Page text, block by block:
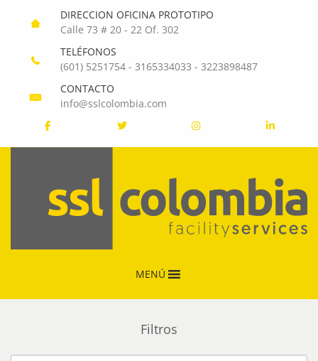
DIRECCION OFICINA PROTOTIPO
Calle 73 # 20 - 22 Of. 302
TELÉFONOS
(601) 5251754- 3165334033 - 3223898487
CONTACTO
info@sslcolombia.com
MENÚ
Filtros